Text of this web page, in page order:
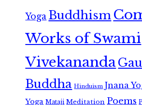
Yoga Buddhism
Works of Swami
Vivekananda
Buddha Hinduism Jnana
Yoga Mataji Meditation Poems